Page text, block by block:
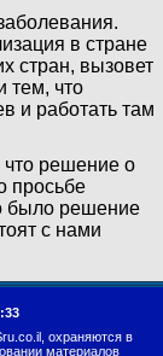
в стране
стран, вызовет
тем, что
и работать там
что решение о
просьбе
было решение
с нами
охраняются в
материалов